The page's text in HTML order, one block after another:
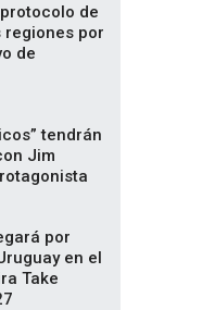
de
regiones por
de
tendrán
Jim
por
en el
Take